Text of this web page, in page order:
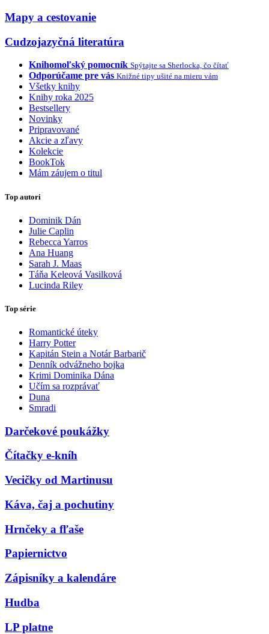
Mapy a cestovanie
Cudzojazyčná literatúra
Knihomoľský pomocník Spýtajte sa Sherlocka, čo čítať
Odporúčame pre vás Knižné tipy ušité na mieru vám
Všetky knihy
Knihy roka 2025
Bestsellery
Novinky
Pripravované
Akcie a zľavy
Kolekcie
BookTok
Mám záujem o titul
Top autori
Dominik Dán
Julie Caplin
Rebecca Yarros
Ana Huang
Sarah J. Maas
Táňa Keleová Vasilková
Lucinda Riley
Top série
Romantické úteky
Harry Potter
Kapitán Stein a Notár Barbarič
Denník odvážneho bojka
Krimi Dominika Dána
Učím sa rozprávať
Duna
Smradi
Darčekové poukážky
Čítačky e-kníh
Vecičky od Martinusu
Káva, čaj a pochutiny
Hrnčeky a fľaše
Papiernictvo
Zápisníky a kalendáre
Hudba
LP platne